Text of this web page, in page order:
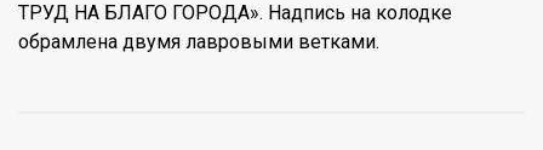
ТРУД НА БЛАГО ГОРОДА». Надпись на колодке
обрамлена двумя лавровыми ветками.